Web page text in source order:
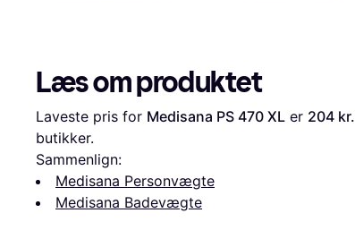
Læs om produktet
Laveste pris for Medisana PS 470 XL er 204 kr.
butikker.
Sammenlign:
Medisana Personvægte
Medisana Badevægte